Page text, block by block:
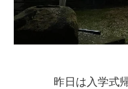
昨日は入学式